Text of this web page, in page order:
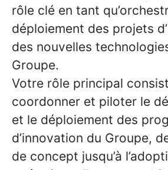
rôle clé en tant
déploiement des projets
des nouvelles
Groupe.
Votre rôle principal
coordonner et piloter le
et le déploiement des
d’innovation du Groupe,
de concept jusqu’à